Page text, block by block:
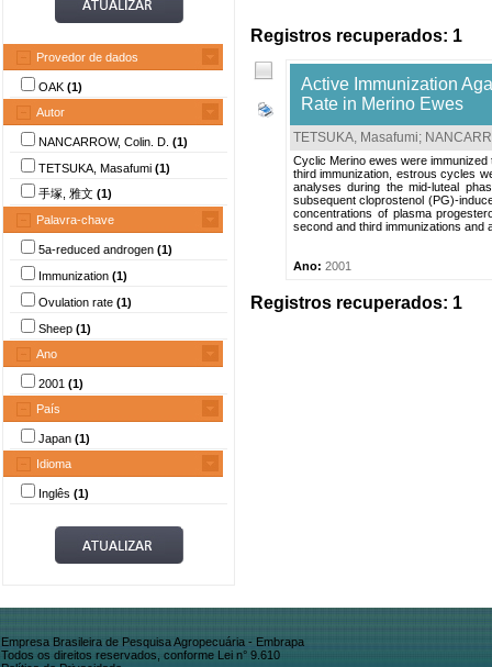
Provedor de dados
OAK (1)
Autor
NANCARROW, Colin. D. (1)
TETSUKA, Masafumi (1)
手塚, 雅文 (1)
Palavra-chave
5a-reduced androgen (1)
Immunization (1)
Ovulation rate (1)
Sheep (1)
Ano
2001 (1)
País
Japan (1)
Idioma
Inglês (1)
Registros recuperados: 1
Active Immunization
Rate in Merino Ewes
TETSUKA, Masafumi;
Cyclic Merino ewes were
third immunization, estrous cycles
analyses during the mid-luteal
subsequent cloprostenol (PG)-
concentrations of plasma
second and third immunizations and
Ano: 2001
Registros recuperados: 1
Empresa Brasileira de Pesquisa Agropecuária - Embrapa
Todos os direitos reservados, conforme Lei n° 9.610